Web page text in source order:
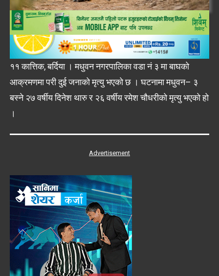
११ कात्तिक, बर्दिया । मधुवन नगरपालिका वडा नं ३ मा बाघको
आक्रमणमा परी दुई जनाको मृत्यु भएको छ । घटनामा मधुवन– ३
बस्ने २७ वर्षीय दिनेश थारु र २६ वर्षीय रमेश चौधरीको मृत्यु भएको हो
।
Advertisement